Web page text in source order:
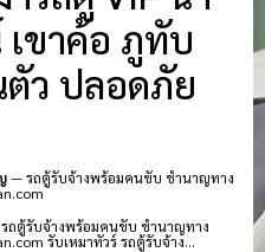
เขาค้อ ภูทับ
ตัว ปลอดภัย
— รถตู้รับจ้างพร้อมคนขับ ชำนาญทาง
ถตู้รับจ้างพร้อมคนขับ ชำนาญทาง
รับเหมาทัวร์ รถตู้รับจ้าง…